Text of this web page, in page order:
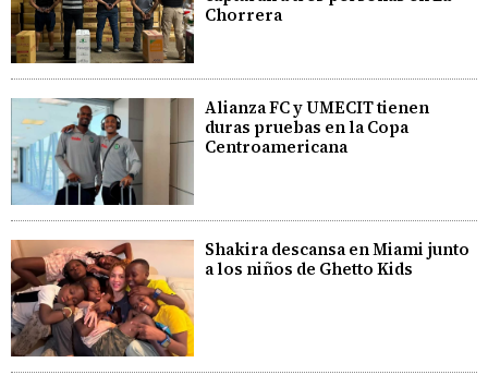
Chorrera
Alianza FC y UMECIT tienen
duras pruebas en la Copa
Centroamericana
Shakira descansa en Miami junto
a los niños de Ghetto Kids